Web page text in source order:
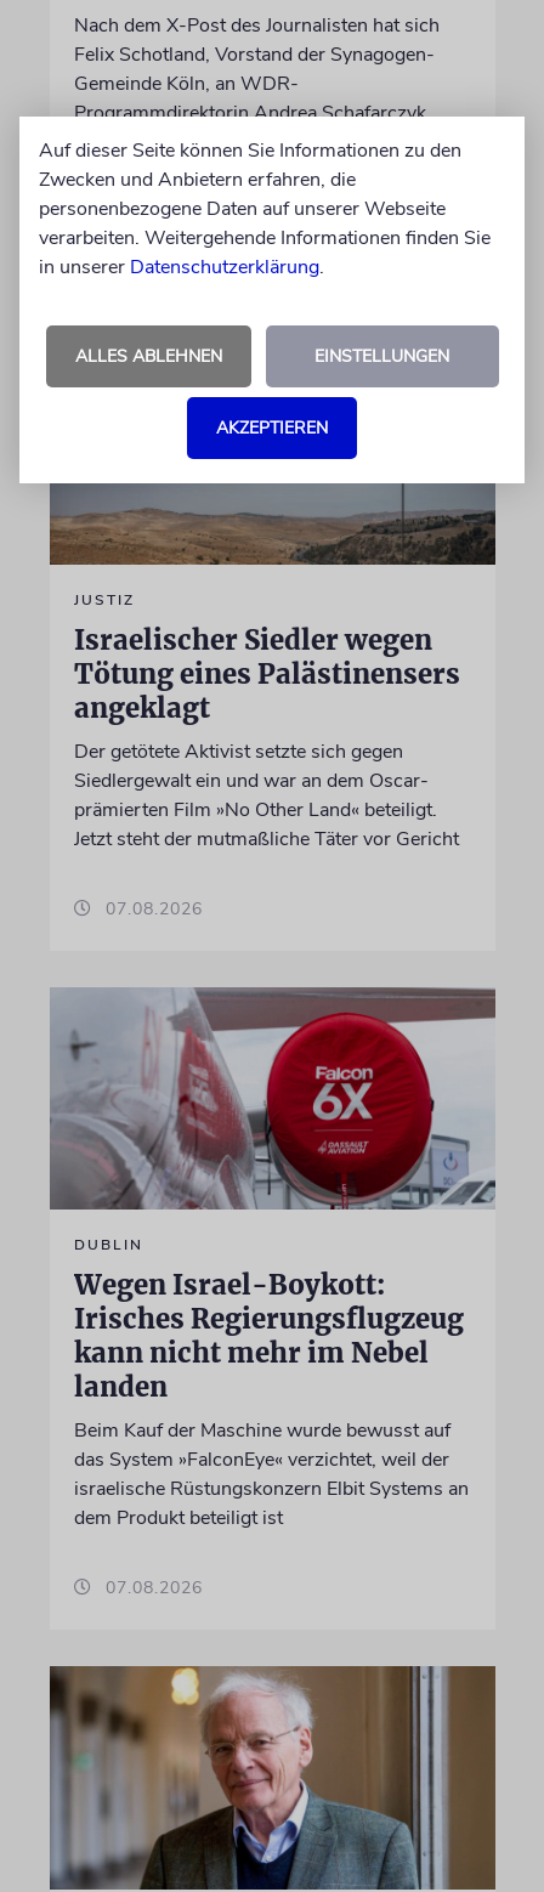
Nach dem X-Post des Journalisten hat sich
Felix Schotland, Vorstand der Synagogen-
Gemeinde Köln, an WDR-
Programmdirektorin Andrea Schafarczyk
gewandt. Wir dokumentieren das Schreiben
im Wortlaut
von Felix Schotland
07.08.2026
JUSTIZ
Israelischer Siedler wegen
Tötung eines Palästinensers
angeklagt
Der getötete Aktivist setzte sich gegen
Siedlergewalt ein und war an dem Oscar-
prämierten Film »No Other Land« beteiligt.
Jetzt steht der mutmaßliche Täter vor Gericht
07.08.2026
DUBLIN
Wegen Israel-Boykott:
Irisches Regierungsflugzeug
kann nicht mehr im Nebel
landen
Beim Kauf der Maschine wurde bewusst auf
das System »FalconEye« verzichtet, weil der
israelische Rüstungskonzern Elbit Systems an
dem Produkt beteiligt ist
07.08.2026
Auf dieser Seite können Sie Informationen zu den
Zwecken und Anbietern erfahren, die
personenbezogene Daten auf unserer Webseite
verarbeiten. Weitergehende Informationen finden Sie
in unserer Datenschutzerklärung.
ALLES ABLEHNEN EINSTELLUNGEN
AKZEPTIEREN